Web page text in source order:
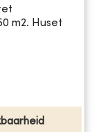
m2. Huset